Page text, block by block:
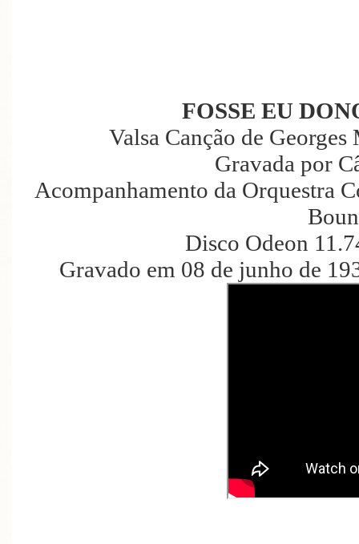
FOSSE EU
Valsa Canção de
Gravada por
Acompanhamento da Orquestra
Disco Odeon
Gravado em 08 de junho de